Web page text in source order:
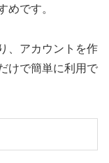
めです。
、アカウントを作
けで簡単に利用で